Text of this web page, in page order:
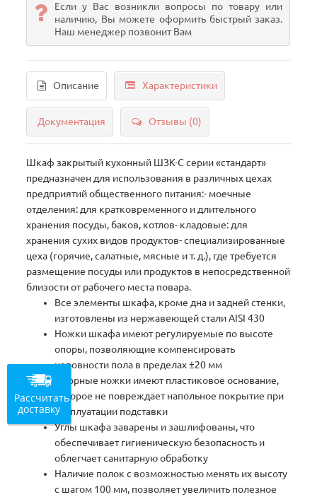
Если у Вас возникли вопросы по товару или
наличию, Вы можете оформить быстрый заказ.
Наш менеджер позвонит Вам
Описание Характеристики
Документация Отзывы (0)
Шкаф закрытый кухонный ШЗК-С серии «стандарт»
предназначен для использования в различных цехах
предприятий общественного питания:- моечные
отделения: для кратковременного и длительного
хранения посуды, баков, котлов- кладовые: для
хранения сухих видов продуктов- специализированные
цеха (горячие, салатные, мясные и т. д.), где требуется
размещение посуды или продуктов в непосредственной
близости от рабочего места повара.
Все элементы шкафа, кроме дна и задней стенки,
изготовлены из нержавеющей стали AISI 430
Ножки шкафа имеют регулируемые по высоте
опоры, позволяющие компенсировать
неровности пола в пределах ±20 мм
Опорные ножки имеют пластиковое основание,
которое не повреждает напольное покрытие при
эксплуатации подставки
Углы шкафа заварены и зашлифованы, что
обеспечивает гигиеническую безопасность и
облегчает санитарную обработку
Наличие полок с возможностью менять их высоту
с шагом 100 мм, позволяет увеличить полезное
Рассчитать
доставку